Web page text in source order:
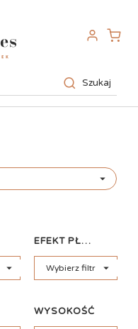
Szukaj


EFEKT PŁYTKI
Wybierz filtr 
WYSOKOŚĆ